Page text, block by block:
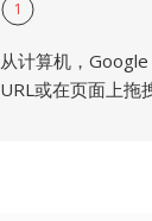
1
从计算机，
URL或在页面上拖